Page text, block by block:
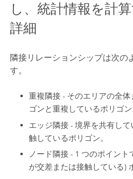
し、統計情報を計
詳細
隣接リレーションシップは次の
す。
重複隣接 - そのエリアの全
ゴンと重複しているポリゴン
エッジ隣接 - 境界を共有し
触しているポリゴン。
ノード隣接 - 1 つのポイント
が交差または接触している)